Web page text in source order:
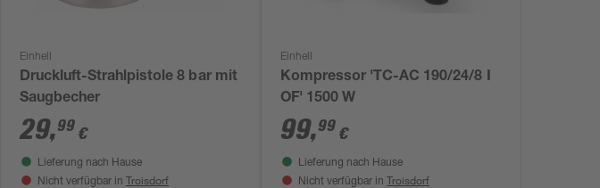
Einhell
Druckluft-Strahlpistole 8 bar mit
Saugbecher
29,99 €
Lieferung nach Hause
Nicht verfügbar in Troisdorf
Einhell
Kompressor 'TC-AC 190/24/8 I
OF' 1500 W
99,99 €
Lieferung nach Hause
Nicht verfügbar in Troisdorf